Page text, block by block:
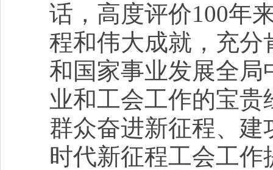
话，高度评价100年
程和伟大成就，充
和国家事业发展全
业和工会工作的宝
群众奋进新征程、
时代新征程工会工